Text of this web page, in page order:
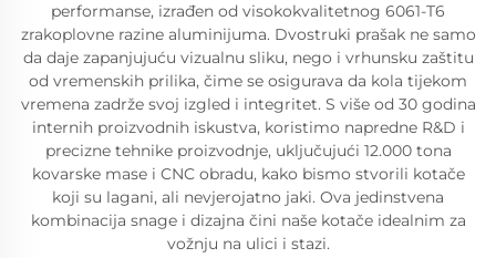
performanse, izrađen od visokokvalitetnog 6061-T6
zrakoplovne razine aluminijuma. Dvostruki prašak ne samo
da daje zapanjujuću vizualnu sliku, nego i vrhunsku zaštitu
od vremenskih prilika, čime se osigurava da kola tijekom
vremena zadrže svoj izgled i integritet. S više od 30 godina
internih proizvodnih iskustva, koristimo napredne R&D i
precizne tehnike proizvodnje, uključujući 12.000 tona
kovarske mase i CNC obradu, kako bismo stvorili kotače
koji su lagani, ali nevjerojatno jaki. Ova jedinstvena
kombinacija snage i dizajna čini naše kotače idealnim za
vožnju na ulici i stazi.